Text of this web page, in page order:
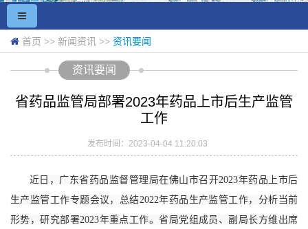
首页 >> 新闻资讯 >> 资讯要闻
资讯要闻
省药品监管局部署2023年药品上市后生产监管
工作
发布时间：2023-04-04 11:20:03
近日，广东省药品监督管理局在佛山市召开2023年药品上市后
生产监管工作专题会议，总结2022年药品生产监管工作，分析当前
形势，研究部署2023年重点工作。省局党组成员、副局长方维出席